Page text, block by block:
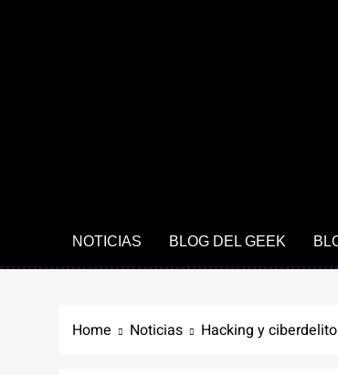
NOTICIAS BLOG DEL GEEK
Home Noticias Hacking y